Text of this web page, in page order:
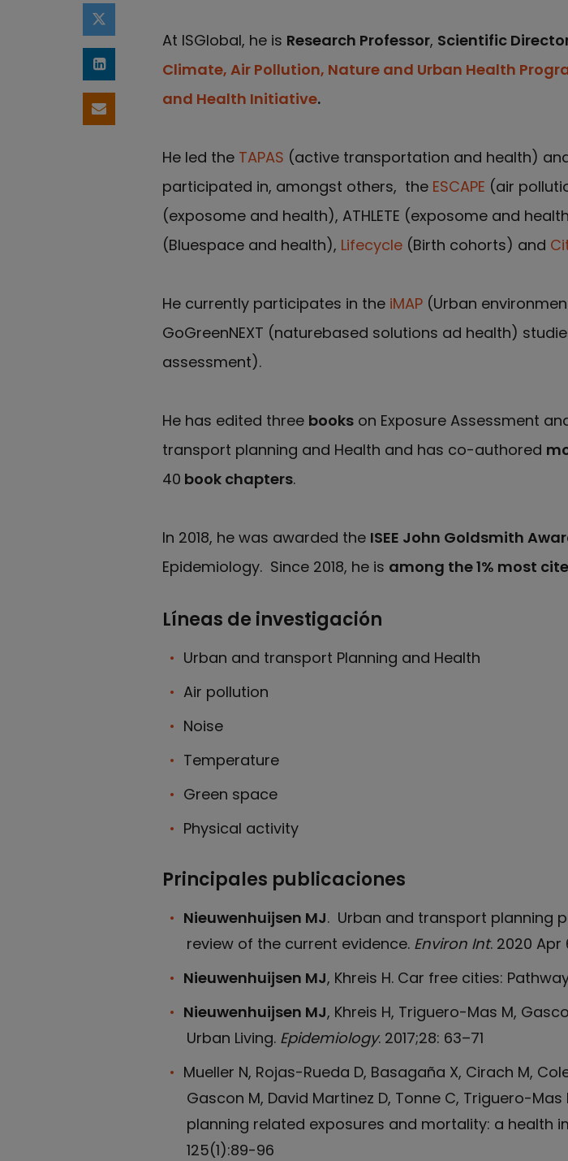
Compartir en Twitter
Compartir en LinkedIn
Compartir por email
At ISGlobal, he is Research Professor, Scientific
Climate, Air Pollution, Nature and Urban Health
and Health Initiative.
He led the TAPAS (active transportation and health)
participated in, amongst others, the ESCAPE (air
(exposome and health), ATHLETE (exposome and
(Bluespace and health), Lifecycle(Birth cohorts) and
He currently participates in the iMAP(Urban
GoGreenNEXT (naturebased solutions ad health)
assessment).
He has edited three bookson Exposure Assessment
transport planning and Health and has co-authored
40 book chapters.
In 2018, he was awarded the ISEE John Goldsmith
Epidemiology. Since 2018, he is among the 1% most
Líneas de investigación
Urban and transport Planning and Health
Air pollution
Noise
Temperature
Green space
Physical activity
Principales publicaciones
Nieuwenhuijsen MJ. Urban and transport planning
review of the current evidence. Environ Int. 2020 Apr
Nieuwenhuijsen MJ, Khreis H. Car free cities:
Nieuwenhuijsen MJ, Khreis H, Triguero-Mas M,
Urban Living. Epidemiology. 2017;28: 63–71
Mueller N, Rojas-Rueda D, Basagaña X, Cirach M,
Gascon M, David Martinez D, Tonne C, Triguero-Mas
planning related exposures and mortality: a health
125(1):89-96